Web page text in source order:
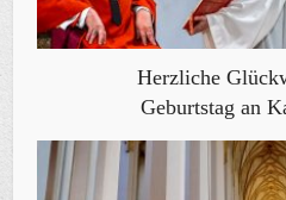
Herzliche
Geburtstag an